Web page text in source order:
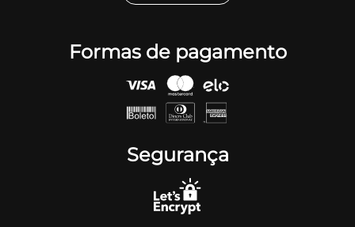
Formas de pagamento
Segurança